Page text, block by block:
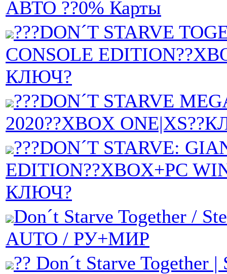
АВТО ??0% Карты
???DON´T STARVE
CONSOLE
КЛЮЧ?
???DON´T STARVE
2020??XBOX
???DON´T STARVE:
EDITION??XBOX+PC
КЛЮЧ?
Don´t Starve Together /
AUTO / РУ+МИР
?? Don´t Starve Together |